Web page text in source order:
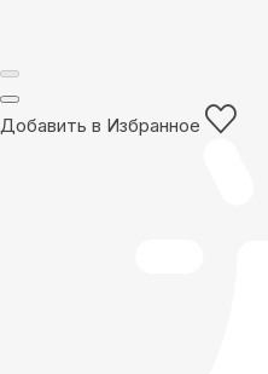
Добавить в Избранное